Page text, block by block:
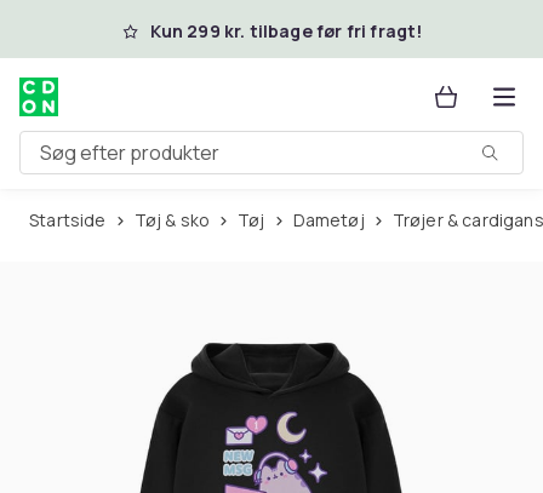
Spring til hovedindhold
Kun 299 kr. tilbage før fri fragt!
Søg efter produkter
Startside Tøj & sko Tøj Dametøj Trøjer & cardigans